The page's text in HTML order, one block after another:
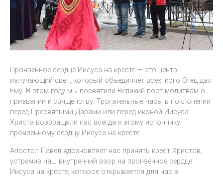
Пронзённое сердце Иисуса на кресте — это центр,
излучающий свет, который объединяет всех, кого Отец дал
Ему. В этом году мы посвятили Великий пост молитвам о
призвании к священству. Трогательные часы в поклонении
перед Пресвятыми Дарами или перед иконой Иисуса
Христа возвращали нас всегда к этому источнику:
пронзённому сердцу Иисуса на кресте.
Апостол Павел вдохновляет нас принять крест Христов,
устремив наш внутренний взор на пронзённое сердце
Иисуса на кресте, которое открывается для нас в